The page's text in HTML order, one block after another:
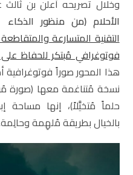
وخلال تصريحه أعلن بن
الأحلام (من منظور الذكاء
التقنية المتسارعة
فوتوغرافي مُبتكر للحفاظ
هذا المحور صوراً
نسخة مُتناغمة معها (صورة
حلماً مُتخيَّلاً)، إنها مساحة
بالخيال بطريقة مُلهِمة